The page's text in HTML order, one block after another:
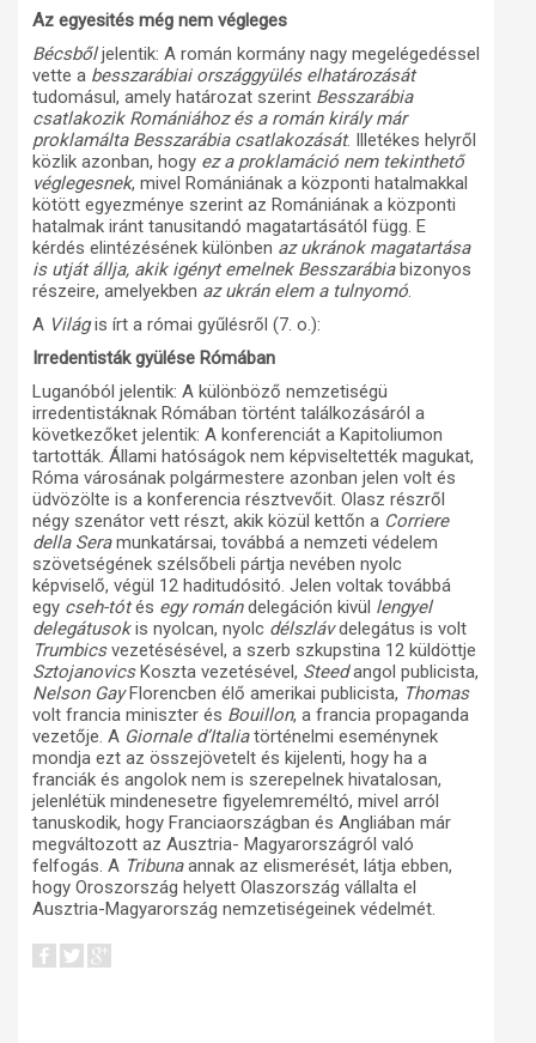
Az egyesités még nem végleges
Bécsbőljelentik: A román kormány nagy megelégedéssel
vette a besszarábiai országgyülés elhatározását
tudomásul, amely határozat szerint Besszarábia
csatlakozik Romániához és a román király már
proklamálta Besszarábia csatlakozását. Illetékes helyről
közlik azonban, hogy ez a proklamáció nem tekinthető
véglegesnek, mivel Romániának a központi hatalmakkal
kötött egyezménye szerint az Romániának a központi
hatalmak iránt tanusitandó magatartásától függ. E
kérdés elintézésének különben az ukránok magatartása
is utját állja, akik igényt emelnek Besszarábiabizonyos
részeire, amelyekben az ukrán elem a tulnyomó.
A Világis írt a római gyűlésről (7. o.):
Irredentisták gyülése Rómában
Luganóból jelentik: A különböző nemzetiségü
irredentistáknak Rómában történt találkozásáról a
következőket jelentik: A konferenciát a Kapitoliumon
tartották. Állami hatóságok nem képviseltették magukat,
Róma városának polgármestere azonban jelen volt és
üdvözölte is a konferencia résztvevőit. Olasz részről
négy szenátor vett részt, akik közül kettőn a Corriere
della Seramunkatársai, továbbá a nemzeti védelem
szövetségének szélsőbeli pártja nevében nyolc
képviselő, végül 12 haditudósitó. Jelen voltak továbbá
egy cseh-tótés egy romándelegáción kivül lengyel
delegátusokis nyolcan, nyolc délszlávdelegátus is volt
Trumbicsvezetésésével, a szerb szkupstina 12 küldöttje
SztojanovicsKoszta vezetésével, Steedangol publicista,
Nelson GayFlorencben élő amerikai publicista, Thomas
volt francia miniszter és Bouillon, a francia propaganda
vezetője. A Giornale d’Italiatörténelmi eseménynek
mondja ezt az összejövetelt és kijelenti, hogy ha a
franciák és angolok nem is szerepelnek hivatalosan,
jelenlétük mindenesetre figyelemreméltó, mivel arról
tanuskodik, hogy Franciaországban és Angliában már
megváltozott az Ausztria- Magyarországról való
felfogás. A Tribunaannak az elismerését, látja ebben,
hogy Oroszország helyett Olaszország vállalta el
Ausztria-Magyarország nemzetiségeinek védelmét.